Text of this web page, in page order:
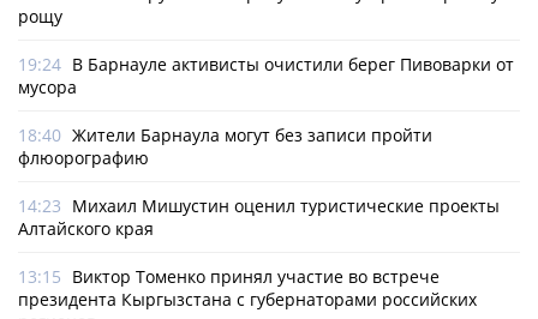
рощу
19:24 В Барнауле активисты очистили берег Пивоварки от
мусора
18:40 Жители Барнаула могут без записи пройти
флюорографию
14:23 Михаил Мишустин оценил туристические проекты
Алтайского края
13:15 Виктор Томенко принял участие во встрече
президента Кыргызстана с губернаторами российских